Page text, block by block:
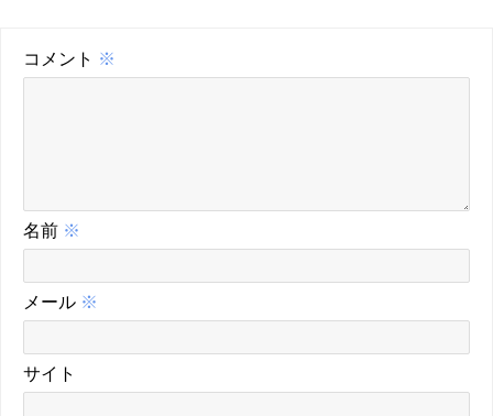
コメント ※
名前 ※
メール ※
サイト